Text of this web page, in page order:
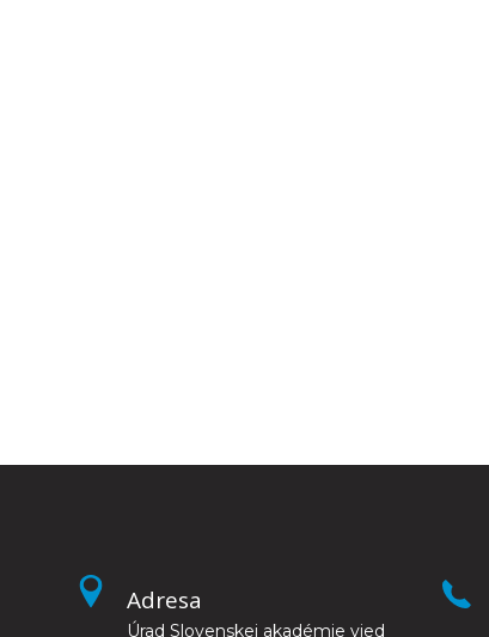
Adresa
Úrad Slovenskej akadémie vied